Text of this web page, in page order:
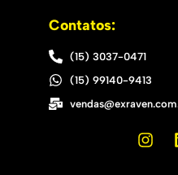
Contatos:
(15) 3037-0471
(15) 99140-9413